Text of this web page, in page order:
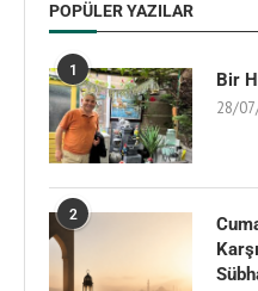
POPÜLER YAZILAR
1 Bir
28/
2